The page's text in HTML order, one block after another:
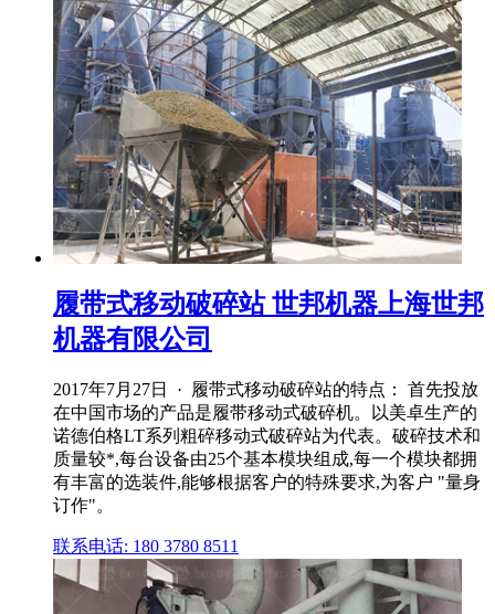
履带式移动破碎站 世邦机器上海世邦
机器有限公司
2017年7月27日 · 履带式移动破碎站的特点： 首先投放
在中国市场的产品是履带移动式破碎机。以美卓生产的
诺德伯格LT系列粗碎移动式破碎站为代表。破碎技术和
质量较*,每台设备由25个基本模块组成,每一个模块都拥
有丰富的选装件,能够根据客户的特殊要求,为客户 "量身
订作"。
联系电话: 180 3780 8511